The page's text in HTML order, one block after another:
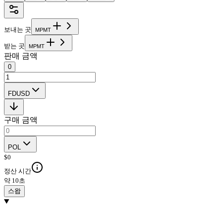
보내는 곳 MPMT
받는 곳 MPMT
판매 금액
0
FDUSD
구매 금액
POL
$0
정산 시간
약 10초
스왑